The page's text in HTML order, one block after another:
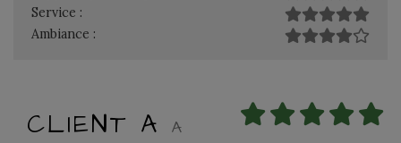
Service :
Ambiance :
CLIENT A
A